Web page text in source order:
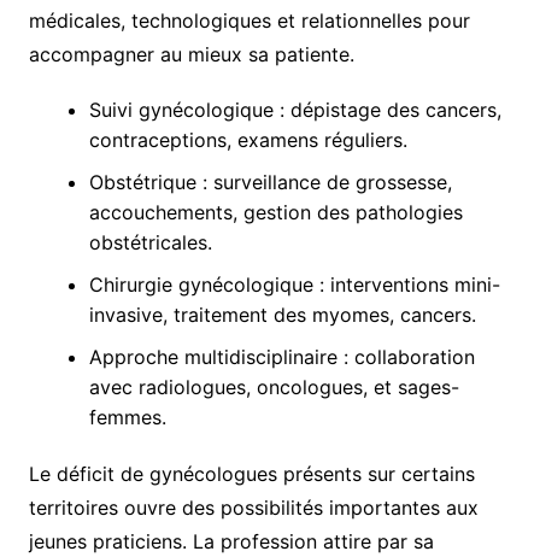
médicales, technologiques et relationnelles pour
accompagner au mieux sa patiente.
Suivi gynécologique : dépistage des cancers,
contraceptions, examens réguliers.
Obstétrique : surveillance de grossesse,
accouchements, gestion des pathologies
obstétricales.
Chirurgie gynécologique : interventions mini-
invasive, traitement des myomes, cancers.
Approche multidisciplinaire : collaboration
avec radiologues, oncologues, et sages-
femmes.
Le déficit de gynécologues présents sur certains
territoires ouvre des possibilités importantes aux
jeunes praticiens. La profession attire par sa